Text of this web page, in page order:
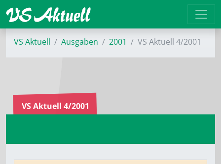
VS Aktuell Ausgaben 2001 VS Aktuell 4/2001
VS Aktuell 4/2001